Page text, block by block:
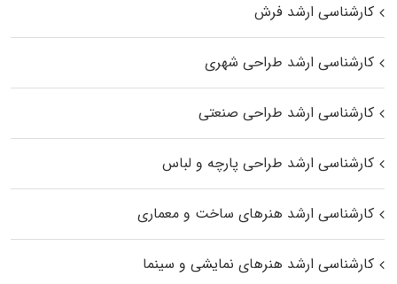
کارشناسی ارشد فرش
کارشناسی ارشد طراحی شهری
کارشناسی ارشد طراحی صنعتی
کارشناسی ارشد طراحی پارچه و لباس
کارشناسی ارشد هنرهای ساخت و معماری
کارشناسی ارشد هنرهای نمایشی و سینما